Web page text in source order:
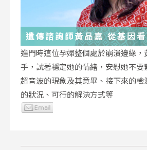
遺傳諮詢師黃品嘉 從基因
進門時這位孕婦整個處於崩潰邊緣
手，試著穩定她的情緒，安慰她不
超音波的現象及其意畢、接下來的
的狀況、可行的解決方式等